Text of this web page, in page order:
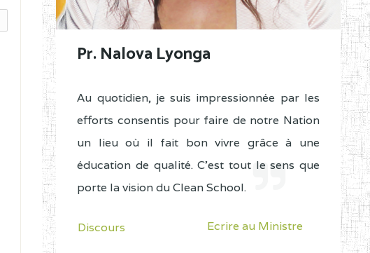
Pr. Nalova Lyonga
Au quotidien, je suis impressionnée par les
efforts consentis pour faire de notre Nation
un lieu où il fait bon vivre grâce à une
éducation de qualité. C'est tout le sens que
porte la vision du Clean School.
Discours Ecrire au Ministre